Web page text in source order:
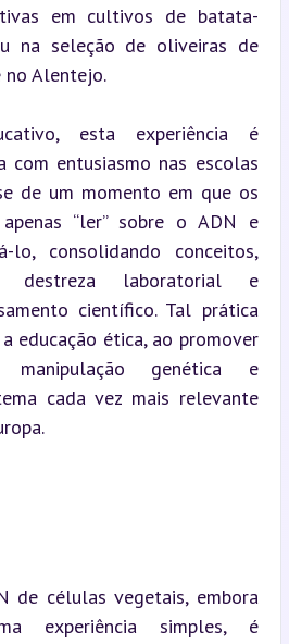
em cultivos de batata-
na seleção de oliveiras de
Alentejo.
esta experiência é
com entusiasmo nas escolas
de um momento em que os
“ler” sobre o ADN e
lo, consolidando conceitos,
destreza laboratorial e
científico. Tal prática
educação ética, ao promover
manipulação genética e
cada vez mais relevante
de células vegetais, embora
experiência simples, é